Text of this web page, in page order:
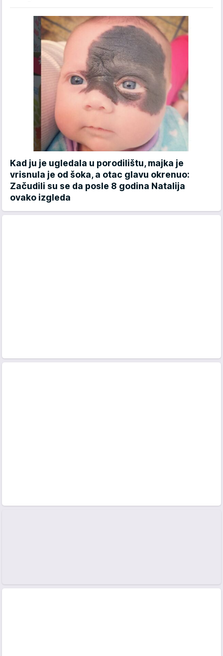
Kad ju je ugledala u porodilištu, majka je
vrisnula je od šoka, a otac glavu okrenuo:
Začudili su se da posle 8 godina Natalija
ovako izgleda